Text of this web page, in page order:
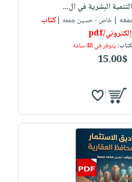
البشرية في ال...
| خاص - حسين جمعه |كتاب
إلكتروني/pdf
يتوفر في 48 ساعة
15.00$